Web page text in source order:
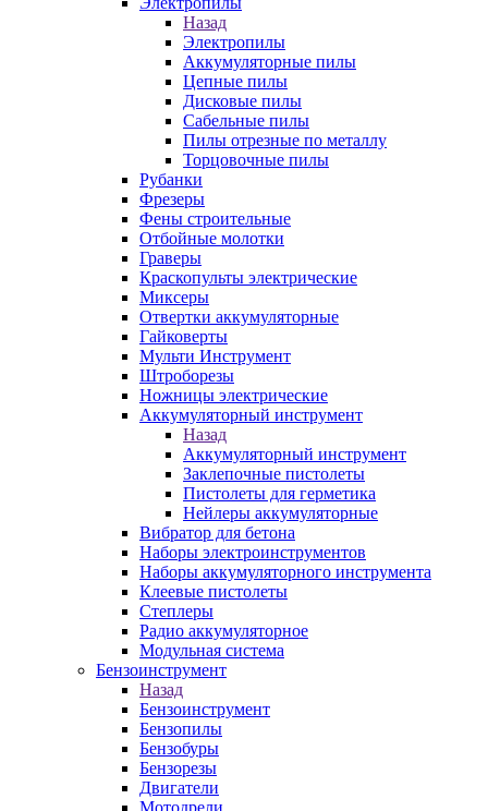
Назад
Электропилы
Аккумуляторные пилы
Цепные пилы
Дисковые пилы
Сабельные пилы
Пилы отрезные по металлу
Торцовочные пилы
Рубанки
Фрезеры
Фены строительные
Отбойные молотки
Граверы
Краскопульты электрические
Миксеры
Отвертки аккумуляторные
Гайковерты
Мульти Инструмент
Штроборезы
Ножницы электрические
Аккумуляторный инструмент
Назад
Аккумуляторный инструмент
Заклепочные пистолеты
Пистолеты для герметика
Нейлеры аккумуляторные
Вибратор для бетона
Наборы электроинструментов
Наборы аккумуляторного инструмента
Клеевые пистолеты
Степлеры
Радио аккумуляторное
Модульная система
Бензоинструмент
Назад
Бензоинструмент
Бензопилы
Бензобуры
Бензорезы
Двигатели
Мотодрели